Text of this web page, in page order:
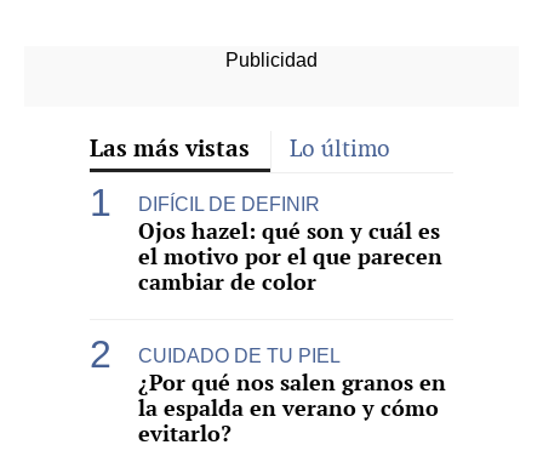
Las más vistas Lo último
DIFÍCIL DE DEFINIR
Ojos hazel: qué son y cuál es
el motivo por el que parecen
cambiar de color
CUIDADO DE TU PIEL
¿Por qué nos salen granos en
la espalda en verano y cómo
evitarlo?